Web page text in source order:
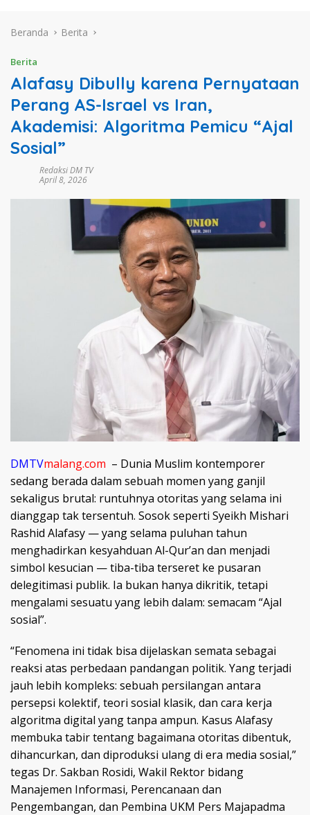
Beranda Berita
Berita
Alafasy Dibully karena Pernyataan
Perang AS-Israel vs Iran,
Akademisi: Algoritma Pemicu “Ajal
Sosial”
Redaksi DM TV
April 8, 2026
DMTVmalang.com – Dunia Muslim kontemporer
sedang berada dalam sebuah momen yang ganjil
sekaligus brutal: runtuhnya otoritas yang selama ini
dianggap tak tersentuh. Sosok seperti Syeikh Mishari
Rashid Alafasy — yang selama puluhan tahun
menghadirkan kesyahduan Al-Qur’an dan menjadi
simbol kesucian — tiba-tiba terseret ke pusaran
delegitimasi publik. Ia bukan hanya dikritik, tetapi
mengalami sesuatu yang lebih dalam: semacam “Ajal
sosial”.
“Fenomena ini tidak bisa dijelaskan semata sebagai
reaksi atas perbedaan pandangan politik. Yang terjadi
jauh lebih kompleks: sebuah persilangan antara
persepsi kolektif, teori sosial klasik, dan cara kerja
algoritma digital yang tanpa ampun. Kasus Alafasy
membuka tabir tentang bagaimana otoritas dibentuk,
dihancurkan, dan diproduksi ulang di era media sosial,”
tegas Dr. Sakban Rosidi, Wakil Rektor bidang
Manajemen Informasi, Perencanaan dan
Pengembangan, dan Pembina UKM Pers Majapadma